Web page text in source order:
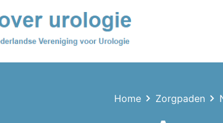
Home Zorgpaden